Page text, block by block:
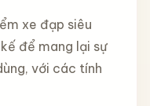
xe đạp siêu
để mang lại sự
với các tính